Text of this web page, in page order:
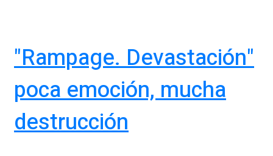
"Rampage. Devastación"
poca emoción, mucha
destrucción